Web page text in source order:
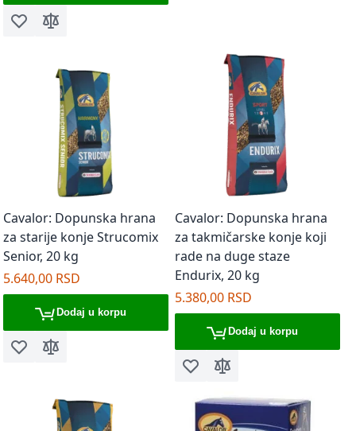
Dodaj u listu želja
Dodaj za poređenje
Cavalor: Dopunska hrana
za starije konje Strucomix
Senior, 20 kg
5.640,00 RSD
Dodaj u korpu
Dodaj u listu želja
Dodaj za poređenje
Cavalor: Dopunska hrana
za takmičarske konje koji
rade na duge staze
Endurix, 20 kg
5.380,00 RSD
Dodaj u korpu
Dodaj u listu želja
Dodaj za poređenje